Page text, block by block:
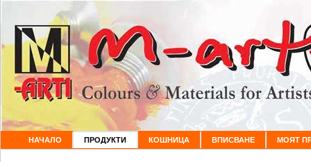
НАЧАЛО ПРОДУКТИ КОШНИЦА ВПИСВАНЕ МОЯТ